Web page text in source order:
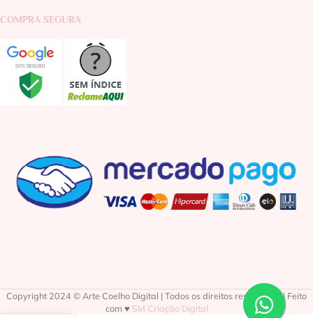
COMPRA SEGURA
Copyright 2024 © Arte Coelho Digital | Todos os direitos reservados | Feito
com ♥ SM Criação Digital